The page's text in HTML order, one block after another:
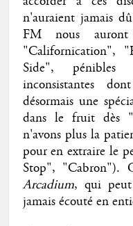
n'auraient jamais
FM nous
"Californication",
Side", pénibles
inconsistantes
désormais une
dans le fruit dès
n'avons plus la
pour en extraire le
Stop", "Cabron").
Arcadium, qui
jamais écouté en